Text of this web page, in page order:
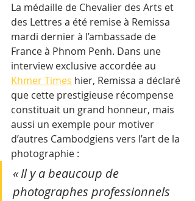
La médaille de Chevalier des Arts et
des Lettres a été remise à Remissa
mardi dernier à l’ambassade de
France à Phnom Penh. Dans une
interview exclusive accordée au
Khmer Times hier, Remissa a déclaré
que cette prestigieuse récompense
constituait un grand honneur, mais
aussi un exemple pour motiver
d’autres Cambodgiens vers l’art de la
photographie :
« Il y a beaucoup de
photographes professionnels